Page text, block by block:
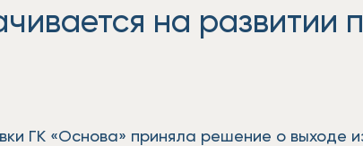
на развитии
ГК «Основа» приняла решение о выходе